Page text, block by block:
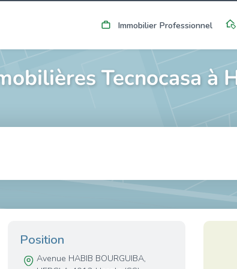
Immobilier Professionnel
Tecnocasa à
Position
Avenue HABIB BOURGUIBA,